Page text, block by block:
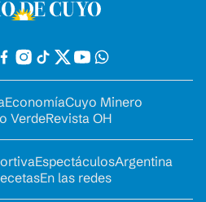
EconomíaCuyo Minero
VerdeRevista OH
EspectáculosArgentina
En las redes